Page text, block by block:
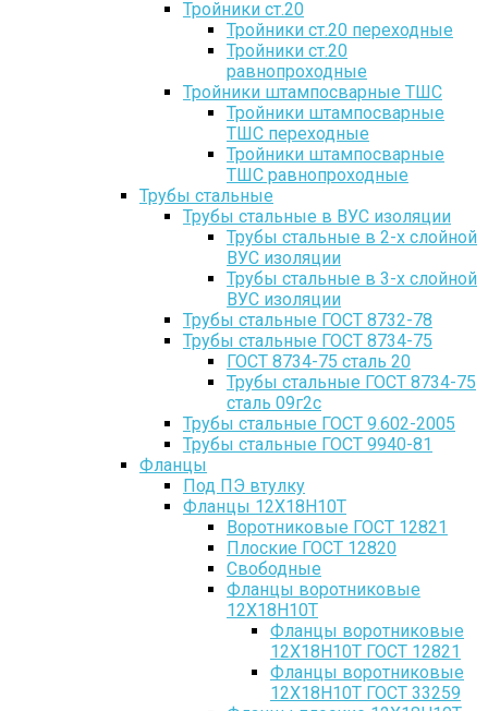
Тройники ст.20
Тройники ст.20 переходные
Тройники ст.20
равнопроходные
Тройники штампосварные ТШС
Тройники штампосварные
ТШС переходные
Тройники штампосварные
ТШС равнопроходные
Трубы стальные
Трубы стальные в ВУС изоляции
Трубы стальные в 2-х слойной
ВУС изоляции
Трубы стальные в 3-х слойной
ВУС изоляции
Трубы стальные ГОСТ 8732-78
Трубы стальные ГОСТ 8734-75
ГОСТ 8734-75 сталь 20
Трубы стальные ГОСТ 8734-75
сталь 09г2с
Трубы стальные ГОСТ 9.602-2005
Трубы стальные ГОСТ 9940-81
Фланцы
Под ПЭ втулку
Фланцы 12Х18Н10Т
Воротниковые ГОСТ 12821
Плоские ГОСТ 12820
Свободные
Фланцы воротниковые
12Х18Н10Т
Фланцы воротниковые
12Х18Н10Т ГОСТ 12821
Фланцы воротниковые
12Х18Н10Т ГОСТ 33259